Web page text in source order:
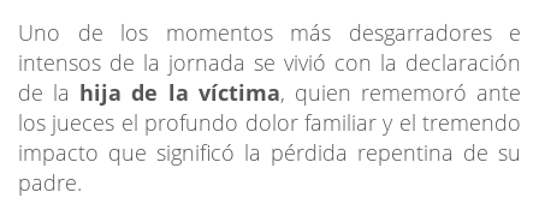
Uno de los momentos más desgarradores e
intensos de la jornada se vivió con la declaración
de la hija de la víctima, quien rememoró ante
los jueces el profundo dolor familiar y el tremendo
impacto que significó la pérdida repentina de su
padre.